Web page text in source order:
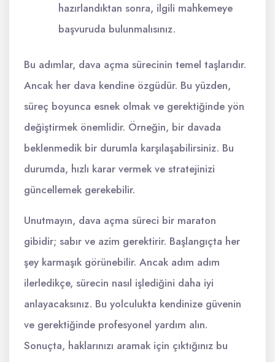
hazırlandıktan sonra, ilgili mahkemeye
başvuruda bulunmalısınız.
Bu adımlar, dava açma sürecinin temel taşlarıdır.
Ancak her dava kendine özgüdür. Bu yüzden,
süreç boyunca esnek olmak ve gerektiğinde yön
değiştirmek önemlidir. Örneğin, bir davada
beklenmedik bir durumla karşılaşabilirsiniz. Bu
durumda, hızlı karar vermek ve stratejinizi
güncellemek gerekebilir.
Unutmayın, dava açma süreci bir maraton
gibidir; sabır ve azim gerektirir. Başlangıçta her
şey karmaşık görünebilir. Ancak adım adım
ilerledikçe, sürecin nasıl işlediğini daha iyi
anlayacaksınız. Bu yolculukta kendinize güvenin
ve gerektiğinde profesyonel yardım alın.
Sonuçta, haklarınızı aramak için çıktığınız bu